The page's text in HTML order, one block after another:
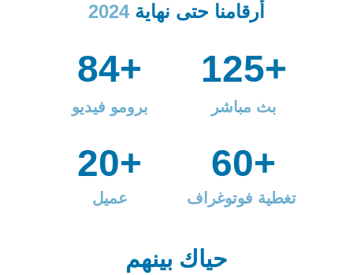
20+
عميل
أرقامنا حتى نهاية 2024
برومو فيديو
60+
84+
تغطية فوتوغراف
بث مباشر
125+
حياك بينهم